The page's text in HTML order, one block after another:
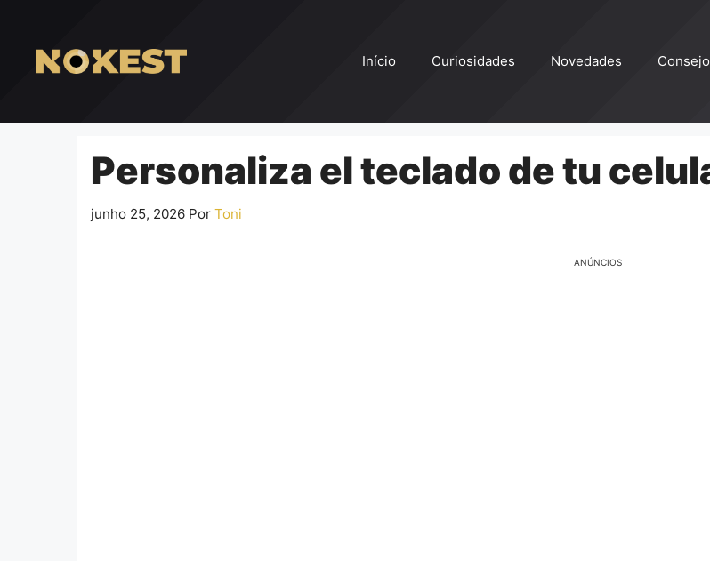
conteúdo
Início Curiosidades Novedades
Personaliza el teclado de tu
junho 25, 2026 Por Toni
ANÚNCIOS